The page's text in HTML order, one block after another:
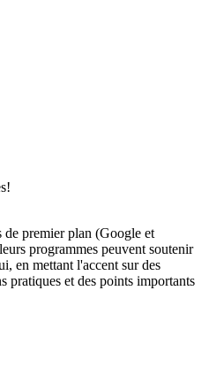
de premier plan (Google et
programmes peuvent soutenir
en mettant l'accent sur des
pratiques et des points importants